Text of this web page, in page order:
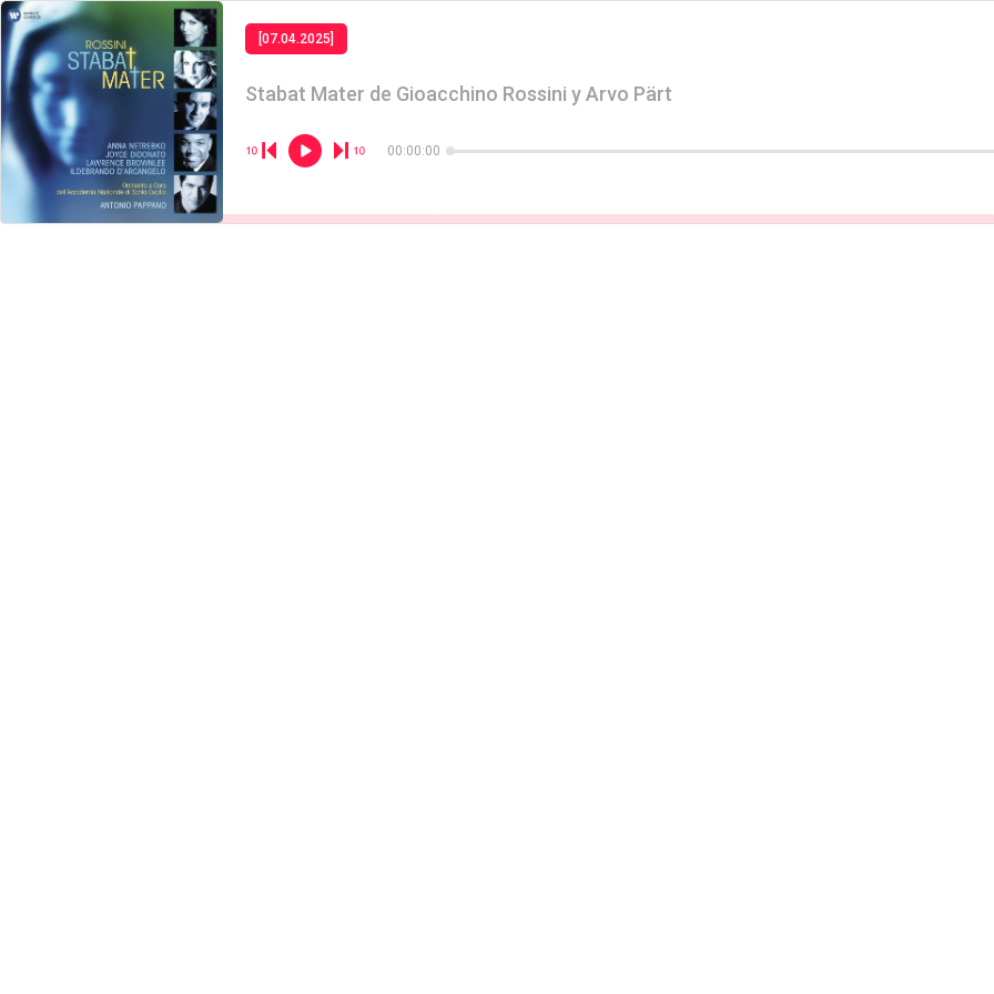
[07.04.2025]
Stabat Mater de Gioacchino Rossini y Arvo Pärt
00:00:00